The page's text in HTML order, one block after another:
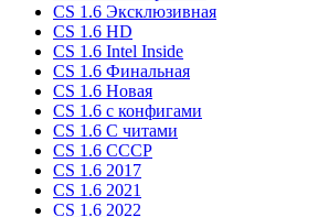
CS 1.6 Эксклюзивная
CS 1.6 HD
CS 1.6 Intel Inside
CS 1.6 Финальная
CS 1.6 Новая
CS 1.6 с конфигами
CS 1.6 С читами
CS 1.6 CCCP
CS 1.6 2017
CS 1.6 2021
CS 1.6 2022